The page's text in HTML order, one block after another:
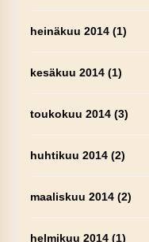
heinäkuu 2014(1)
kesäkuu 2014(1)
toukokuu 2014(3)
huhtikuu 2014(2)
maaliskuu 2014(2)
helmikuu 2014(1)